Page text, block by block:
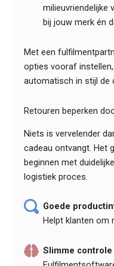
milieuvriendelijke
bij jouw merk én
Met een
opties vooraf
automatisch in stijl de
Retouren beperken
Niets is vervelender
cadeau ontvangt. Het
beginnen met
logistiek proces.
Goede
Helpt klanten om
Slimme